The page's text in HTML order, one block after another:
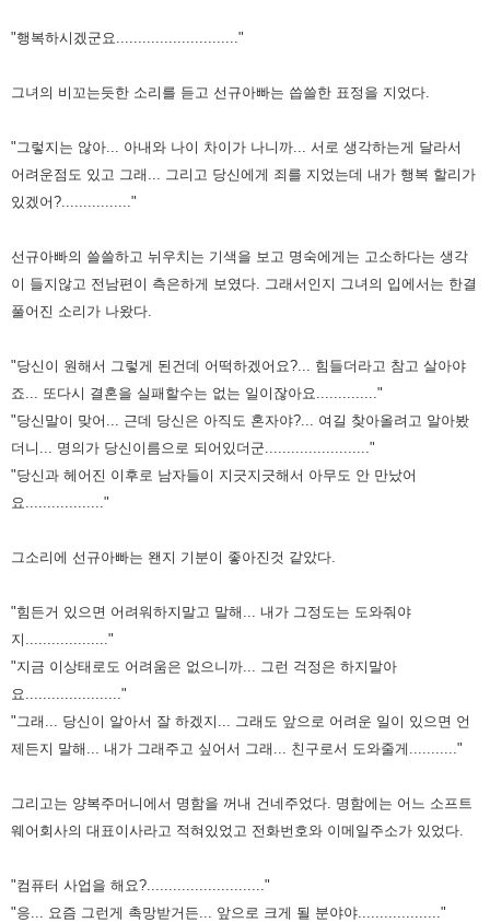
"행복하시겠군요............................"
그녀의 비꼬는듯한 소리를 듣고 선규아빠는 씁쓸한 표정을 지었다.
"그렇지는 않아... 아내와 나이 차이가 나니까... 서로 생각하는게 달라서
어려운점도 있고 그래... 그리고 당신에게 죄를 지었는데 내가 행복 할리가
있겠어?................"
선규아빠의 쓸쓸하고 뉘우치는 기색을 보고 명숙에게는 고소하다는 생각
이 들지않고 전남편이 측은하게 보였다. 그래서인지 그녀의 입에서는 한결
풀어진 소리가 나왔다.
"당신이 원해서 그렇게 된건데 어떡하겠어요?... 힘들더라고 참고 살아야
죠... 또다시 결혼을 실패할수는 없는 일이잖아요.............."
"당신말이 맞어... 근데 당신은 아직도 혼자야?... 여길 찾아올려고 알아봤
더니... 명의가 당신이름으로 되어있더군........................"
"당신과 헤어진 이후로 남자들이 지긋지긋해서 아무도 안 만났어
요.................."
그소리에 선규아빠는 왠지 기분이 좋아진것 같았다.
"힘든거 있으면 어려워하지말고 말해... 내가 그정도는 도와줘야
지..................."
"지금 이상태로도 어려움은 없으니까... 그런 걱정은 하지말아
요......................"
"그래... 당신이 알아서 잘 하겠지... 그래도 앞으로 어려운 일이 있으면 언
제든지 말해... 내가 그래주고 싶어서 그래... 친구로서 도와줄게..........."
그리고는 양복주머니에서 명함을 꺼내 건네주었다. 명함에는 어느 소프트
웨어회사의 대표이사라고 적혀있었고 전화번호와 이메일주소가 있었다.
"컴퓨터 사업을 해요?..........................."
"응... 요즘 그런게 촉망받거든... 앞으로 크게 될 분야야..................."